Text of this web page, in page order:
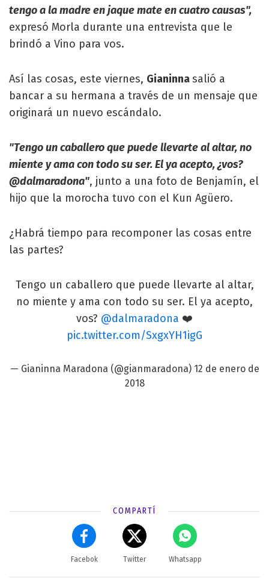
tengo a la madre en jaque mate en cuatro causas",
expresó Morla durante una entrevista que le
brindó a Vino para vos.
Así las cosas, este viernes, Gianinnasalió a
bancar a su hermana a través de un mensaje que
originará un nuevo escándalo.
"Tengo un caballero que puede llevarte al altar, no
miente y ama con todo su ser. El ya acepto, ¿vos?
@dalmaradona", junto a una foto de Benjamín, el
hijo que la morocha tuvo con el Kun Agüero.
¿Habrá tiempo para recomponer las cosas entre
las partes?
Tengo un caballero que puede llevarte al altar,
no miente y ama con todo su ser. El ya acepto,
vos? @dalmaradona ❤️
pic.twitter.com/SxgxYH1igG
— Gianinna Maradona (@gianmaradona) 12 de enero de
2018
COMPARTÍ
Facebok Twitter Whatsapp